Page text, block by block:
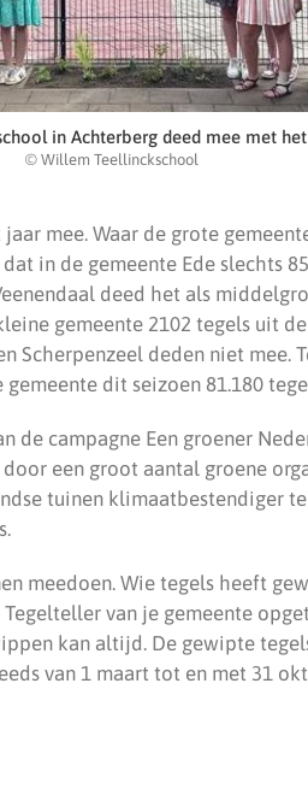
in Achterberg deed mee met
© Willem Teellinckschool
mee. Waar de grote
in de gemeente Ede slechts
deed het als
gemeente 2102 tegels uit
Scherpenzeel deden niet mee.
dit seizoen 81.180
de campagne Een groener
een groot aantal groene
tuinen klimaatbestendiger
meedoen. Wie tegels heeft
van je gemeente
kan altijd. De gewipte
van 1 maart tot en met 31